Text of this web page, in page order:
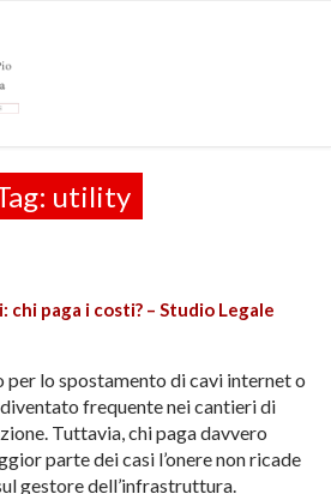
utility
chi paga i costi? – Studio Legale
per lo spostamento di cavi internet o
frequente nei cantieri di
Tuttavia, chi paga davvero
parte dei casi l’onere non ricade
gestore dell’infrastruttura.